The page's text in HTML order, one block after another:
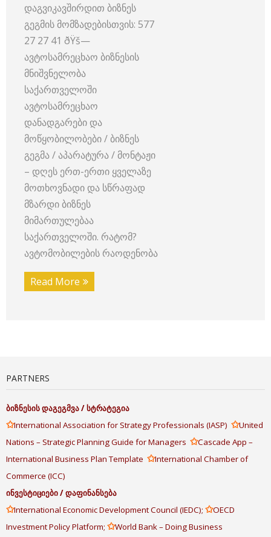
დაგვიკავშირდით ბიზნეს
გეგმის მომზადებისთვის: 577
27 27 41 ðŸš—
ავტოსამრეცხაო ბიზნესის
მნიშვნელობა
საქართველოში
ავტოსამრეცხაო
დანადგარები და
მოწყობილობები / ბიზნეს
გეგმა / აპარატურა / მონტაჟი
– დღეს ერთ-ერთი ყველაზე
მოთხოვნადი და სწრაფად
მზარდი ბიზნეს
მიმართულებაა
საქართველოში. რატომ?
ავტომობილების რაოდენობა
Read More
PARTNERS
ბიზნესისდაგეგმვა/სტრატეგია
✩International Association for Strategy Professionals (IASP) ✩United
Nations – Strategic Planning Guide for Managers ✩Cascade App –
International Business Plan Template ✩International Chamber of
Commerce (ICC)
ინვესტიციები/დაფინანსება
✩International Economic Development Council (IEDC); ✩OECD
Investment Policy Platform; ✩World Bank – Doing Business